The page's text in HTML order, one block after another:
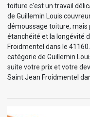
toiture c'est un travail
de Guillemin Louis
démoussage toiture, mais
étanchéité et la longévité
Froidmentel dans le
catégorie de Guillemin
suite votre prix et votre
Saint Jean Froidmentel